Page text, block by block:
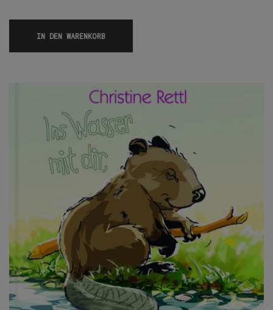
IN DEN WARENKORB